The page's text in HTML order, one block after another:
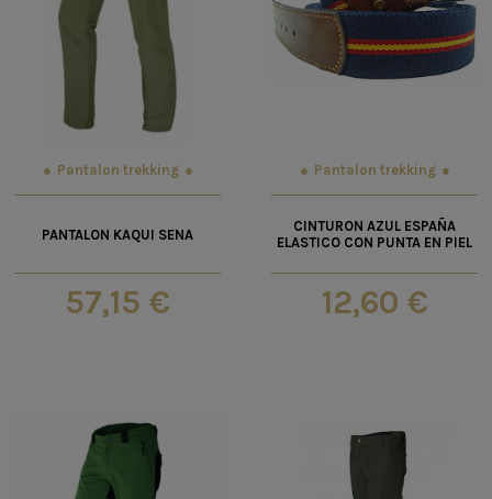
Pantalon trekking
PANTALON KAQUI SENA
57,15 €
Pantalon trekking
CINTURON AZUL ESPAÑA
ELASTICO CON PUNTA EN PIEL
12,60 €